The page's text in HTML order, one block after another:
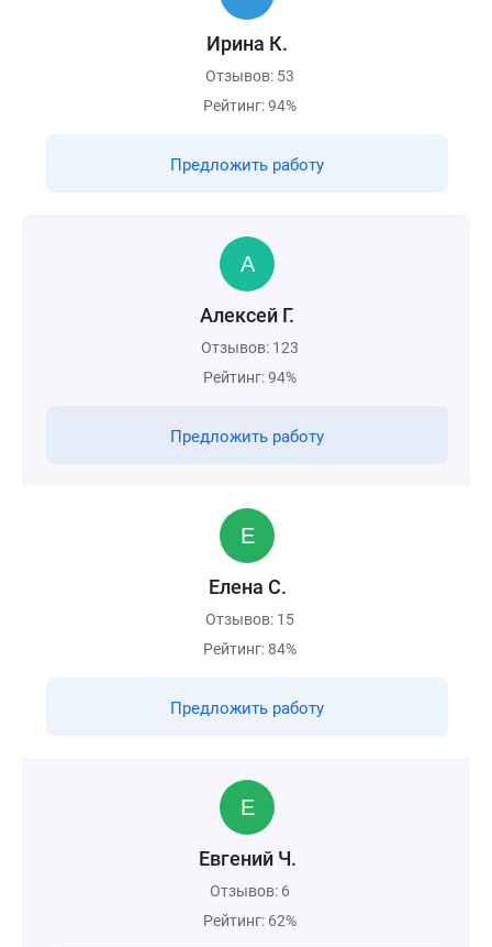
Ирина К.
Отзывов: 53
Рейтинг: 94%
Предложить работу
Алексей Г.
Отзывов: 123
Рейтинг: 94%
Предложить работу
Елена С.
Отзывов: 15
Рейтинг: 84%
Предложить работу
Евгений Ч.
Отзывов: 6
Рейтинг: 62%